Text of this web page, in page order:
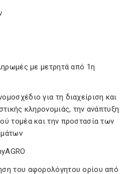
με μετρητά από 1η
για τη διαχείριση και
κληρονομιάς, την ανάπτυξη
τομέα και την προστασία των
του αφορολόγητου ορίου από